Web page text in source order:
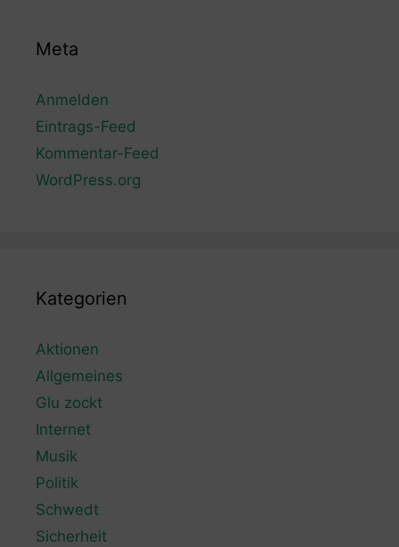
Meta
Anmelden
Eintrags-Feed
Kommentar-Feed
WordPress.org
Kategorien
Aktionen
Allgemeines
Glu zockt
Internet
Musik
Politik
Schwedt
Sicherheit